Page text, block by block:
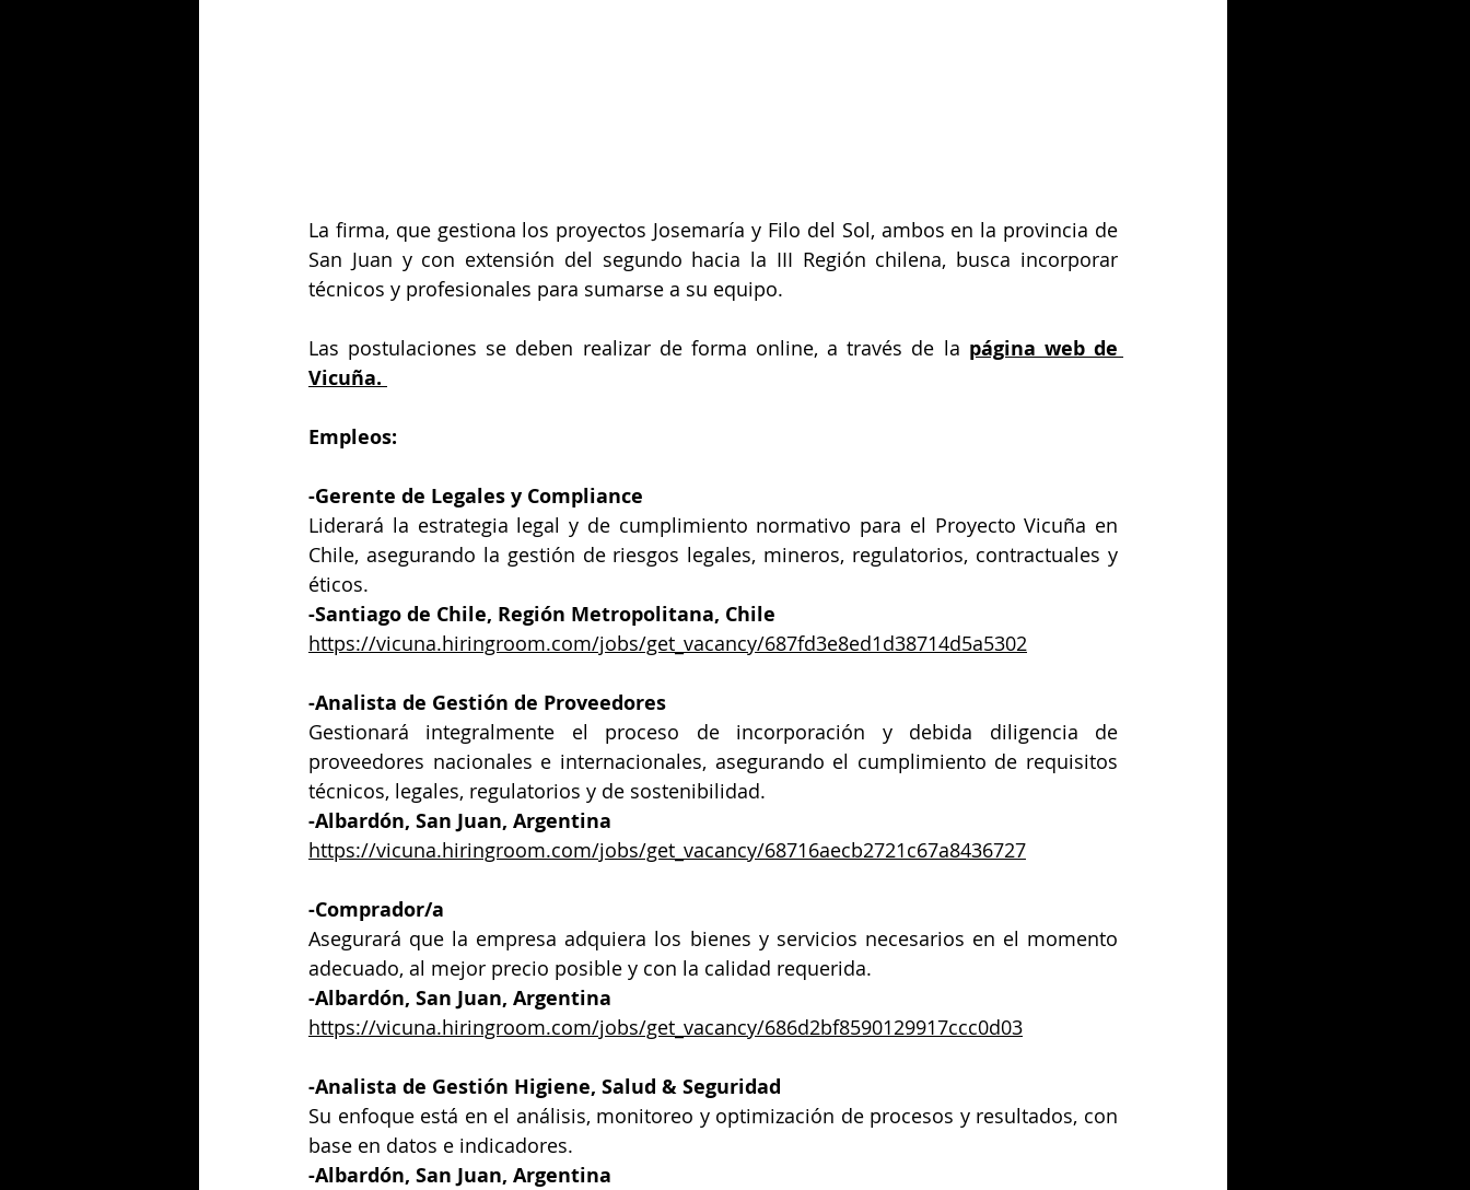
La firma, que gestiona los proyectos Josemaría y Filo del Sol, ambos en la provincia de
San Juan y con extensión del segundo hacia la III Región chilena, busca incorporar
técnicos y profesionales para sumarse a su equipo.
Las postulaciones se deben realizar de forma online, a través de la página web de
Vicuña.
Empleos:
-Gerente de Legales y Compliance
Liderará la estrategia legal y de cumplimiento normativo para el Proyecto Vicuña en
Chile, asegurando la gestión de riesgos legales, mineros, regulatorios, contractuales y
éticos.
-Santiago de Chile, Región Metropolitana, Chile
https://vicuna.hiringroom.com/jobs/get_vacancy/687fd3e8ed1d38714d5a5302
-Analista de Gestión de Proveedores
Gestionará integralmente el proceso de incorporación y debida diligencia de
proveedores nacionales e internacionales, asegurando el cumplimiento de requisitos
técnicos, legales, regulatorios y de sostenibilidad.
-Albardón, San Juan, Argentina
https://vicuna.hiringroom.com/jobs/get_vacancy/68716aecb2721c67a8436727
-Comprador/a
Asegurará que la empresa adquiera los bienes y servicios necesarios en el momento
adecuado, al mejor precio posible y con la calidad requerida.
-Albardón, San Juan, Argentina
https://vicuna.hiringroom.com/jobs/get_vacancy/686d2bf8590129917ccc0d03
-Analista de Gestión Higiene, Salud & Seguridad
Su enfoque está en el análisis, monitoreo y optimización de procesos y resultados, con
base en datos e indicadores.
-Albardón, San Juan, Argentina